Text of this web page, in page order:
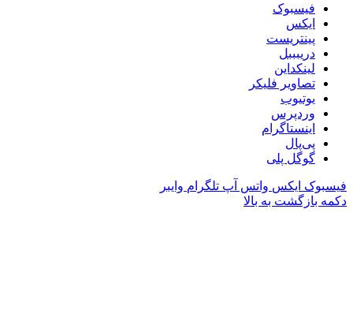
فیسبوک
ایکس
پینتریست
دریبببل
لینکداین
تصاویر فلیکر
یوتیوب
وردپرس
اینستاگرام
پی‌پال
گوگل پلی
فیسبوک ایکس واتس آپ تلگرام وایبر
دکمه بازگشت به بالا